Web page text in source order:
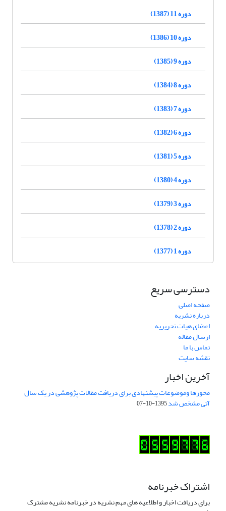
دوره 11 (1387)
دوره 10 (1386)
دوره 9 (1385)
دوره 8 (1384)
دوره 7 (1383)
دوره 6 (1382)
دوره 5 (1381)
دوره 4 (1380)
دوره 3 (1379)
دوره 2 (1378)
دوره 1 (1377)
دسترسی سریع
صفحه اصلی
درباره نشریه
اعضای هیات تحریریه
ارسال مقاله
تماس با ما
نقشه سایت
آخرین اخبار
محورها وموضوعات پیشنهادی برای دریافت مقالات پژوهشی در یک سال
آتی مشخص شد1395-10-07
اشتراک خبرنامه
برای دریافت اخبار و اطلاعیه های مهم نشریه در خبرنامه نشریه مشترک